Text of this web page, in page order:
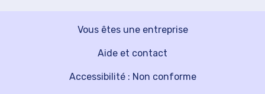
Vous êtes une entreprise
Aide et contact
Accessibilité : Non conforme